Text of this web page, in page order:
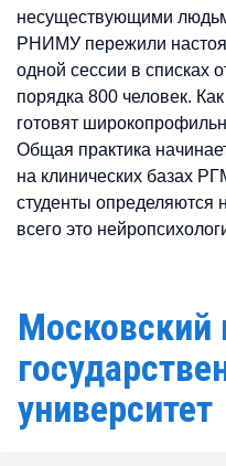
несуществующими
РНИМУ пережили
одной сессии в списках
порядка 800 человек.
готовят
Общая практика
на клинических базах
студенты
всего это
Московский
университет